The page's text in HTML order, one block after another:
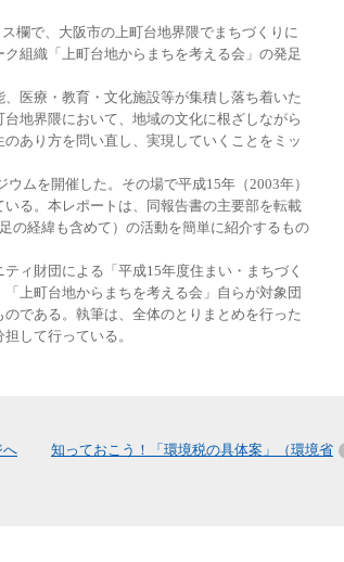
欄で、大阪市の上町台地界隈でまちづくりに
組織「上町台地からまちを考える会」の発足
医療・教育・文化施設等が集積し落ち着いた
地界隈において、地域の文化に根ざしながら
あり方を問い直し、実現していくことをミッ
ムを開催した。その場で平成15年（2003年）
る。本レポートは、同報告書の主要部を転載
の経緯も含めて）の活動を簡単に紹介するもの
ィ財団による「平成15年度住まい・まちづく
上町台地からまちを考える会」自らが対象団
である。執筆は、全体のとりまとめを行った
して行っている。
へ 知っておこう！「環境税の具体案」（環境省